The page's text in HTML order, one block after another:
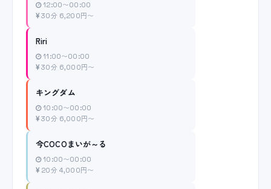
12:00〜00:00
30分 6,200円〜
Riri
11:00〜00:00
30分 6,000円〜
キングダム
10:00〜00:00
30分 6,000円〜
今COCOまいが～る
10:00〜00:00
20分 4,000円〜